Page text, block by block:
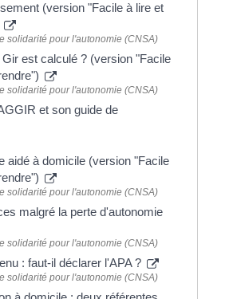
(version "Facile à lire et
solidarité pour l'autonomie (CNSA)
est calculé ? (version "Facile
solidarité pour l'autonomie (CNSA)
et son guide de
aidé à domicile (version "Facile
solidarité pour l'autonomie (CNSA)
malgré la perte d'autonomie
solidarité pour l'autonomie (CNSA)
: faut-il déclarer l'APA ?
solidarité pour l'autonomie (CNSA)